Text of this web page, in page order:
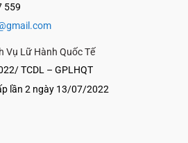
559
Vụ Lữ Hành Quốc Tế
TCDL – GPLHQT
lần 2 ngày 13/07/2022